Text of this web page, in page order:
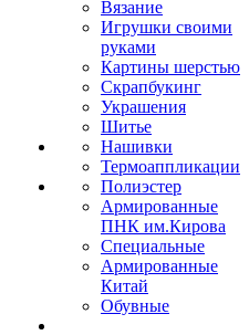
Вязание
Игрушки своими
руками
Картины шерстью
Скрапбукинг
Украшения
Шитье
Нашивки
Термоаппликации
Полиэстер
Армированные
ПНК им.Кирова
Специальные
Армированные
Китай
Обувные